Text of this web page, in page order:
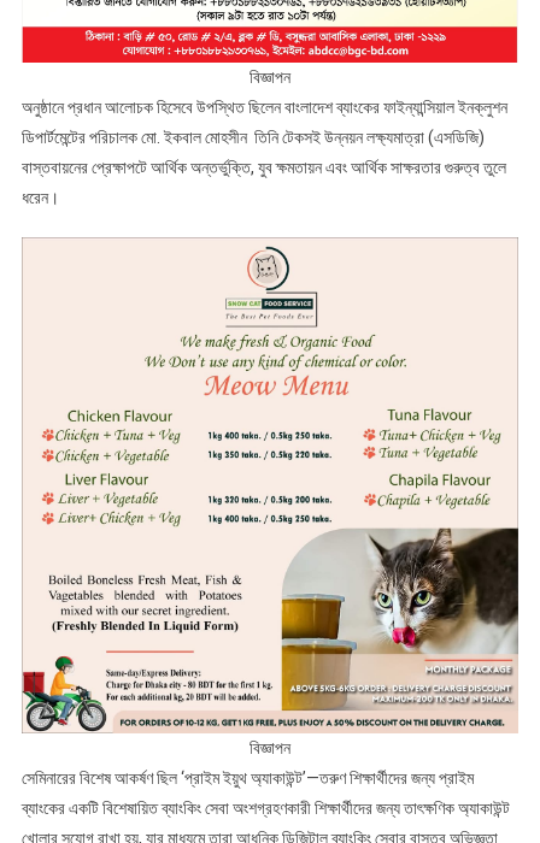
বিজ্ঞাপন
অনুষ্ঠানে প্রধান আলোচক হিসেবে উপস্থিত ছিলেন বাংলাদেশ ব্যাংকের ফাইন্যান্সিয়াল ইনক্লুশন
ডিপার্টমেন্টের পরিচালক মো. ইকবাল মোহসীন তিনি টেকসই উন্নয়ন লক্ষ্যমাত্রা (এসডিজি)
বাস্তবায়নের প্রেক্ষাপটে আর্থিক অন্তর্ভুক্তি, যুব ক্ষমতায়ন এবং আর্থিক সাক্ষরতার গুরুত্ব তুলে
ধরেন।
বিজ্ঞাপন
সেমিনারের বিশেষ আকর্ষণ ছিল ‘প্রাইম ইয়ুথ অ্যাকাউন্ট’—তরুণ শিক্ষার্থীদের জন্য প্রাইম
ব্যাংকের একটি বিশেষায়িত ব্যাংকিং সেবা অংশগ্রহণকারী শিক্ষার্থীদের জন্য তাৎক্ষণিক অ্যাকাউন্ট
খোলার সুযোগ রাখা হয়, যার মাধ্যমে তারা আধুনিক ডিজিটাল ব্যাংকিং সেবার বাস্তব অভিজ্ঞতা